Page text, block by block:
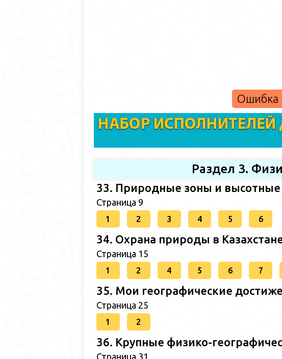
Ошибка
Раздел 3.
33. Природные зоны и высотные
Страница 9
1 2 3 4 5 6
34. Охрана природы в
Страница 15
1 2 4 5 6 7
35. Мои географические
Страница 25
1 2
36. Крупные физико-
Страница 31